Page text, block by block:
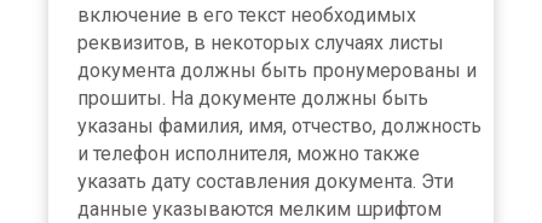
включение в его текст необходимых
реквизитов, в некоторых случаях листы
документа должны быть пронумерованы и
прошиты. На документе должны быть
указаны фамилия, имя, отчество, должность
и телефон исполнителя, можно также
указать дату составления документа. Эти
данные указываются мелким шрифтом